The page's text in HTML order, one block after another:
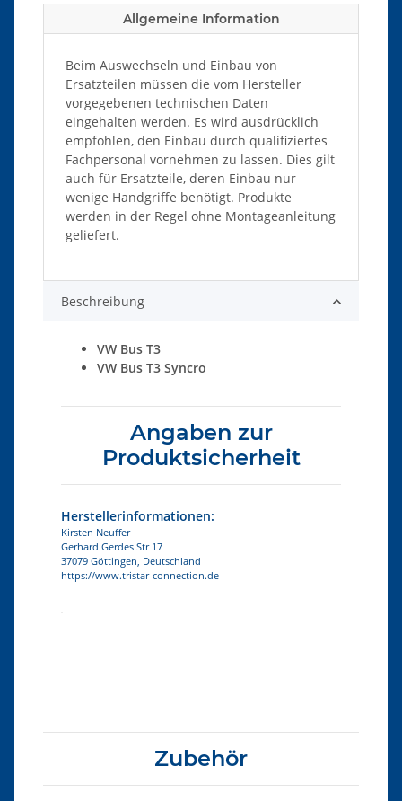
Allgemeine Information
Beim Auswechseln und Einbau von
Ersatzteilen müssen die vom Hersteller
vorgegebenen technischen Daten
eingehalten werden. Es wird ausdrücklich
empfohlen, den Einbau durch qualifiziertes
Fachpersonal vornehmen zu lassen. Dies gilt
auch für Ersatzteile, deren Einbau nur
wenige Handgriffe benötigt. Produkte
werden in der Regel ohne Montageanleitung
geliefert.
Beschreibung
VW Bus T3
VW Bus T3 Syncro
Angaben zur
Produktsicherheit
Herstellerinformationen:
Kirsten Neuffer
Gerhard Gerdes Str 17
37079 Göttingen, Deutschland
https://www.tristar-connection.de
Zubehör